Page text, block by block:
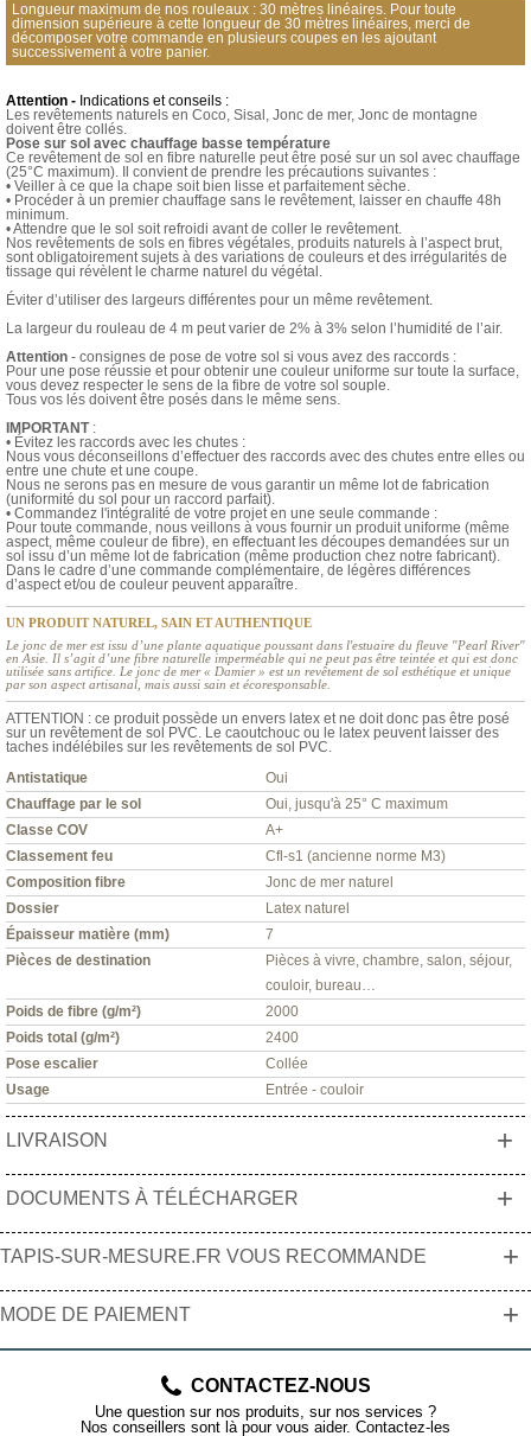
Longueur maximum de nos rouleaux : 30 mètres linéaires. Pour toute
dimension supérieure à cette longueur de 30 mètres linéaires, merci de
décomposer votre commande en plusieurs coupes en les ajoutant
successivement à votre panier.
Attention - Indications et conseils :
Les revêtements naturels en Coco, Sisal, Jonc de mer, Jonc de montagne
doivent être collés.
Pose sur sol avec chauffage basse température
Ce revêtement de sol en fibre naturelle peut être posé sur un sol avec chauffage
(25°C maximum). Il convient de prendre les précautions suivantes :
• Veiller à ce que la chape soit bien lisse et parfaitement sèche.
• Procéder à un premier chauffage sans le revêtement, laisser en chauffe 48h
minimum.
• Attendre que le sol soit refroidi avant de coller le revêtement.
Nos revêtements de sols en fibres végétales, produits naturels à l’aspect brut,
sont obligatoirement sujets à des variations de couleurs et des irrégularités de
tissage qui révèlent le charme naturel du végétal.
Éviter d’utiliser des largeurs différentes pour un même revêtement.
La largeur du rouleau de 4 m peut varier de 2% à 3% selon l’humidité de l’air.
Attention - consignes de pose de votre sol si vous avez des raccords :
Pour une pose réussie et pour obtenir une couleur uniforme sur toute la surface,
vous devez respecter le sens de la fibre de votre sol souple.
Tous vos lés doivent être posés dans le même sens.
IMPORTANT:
• Évitez les raccords avec les chutes :
Nous vous déconseillons d’effectuer des raccords avec des chutes entre elles ou
entre une chute et une coupe.
Nous ne serons pas en mesure de vous garantir un même lot de fabrication
(uniformité du sol pour un raccord parfait).
• Commandez l'intégralité de votre projet en une seule commande :
Pour toute commande, nous veillons à vous fournir un produit uniforme (même
aspect, même couleur de fibre), en effectuant les découpes demandées sur un
sol issu d’un même lot de fabrication (même production chez notre fabricant).
Dans le cadre d’une commande complémentaire, de légères différences
d’aspect et/ou de couleur peuvent apparaître.
UN PRODUIT NATUREL, SAIN ET AUTHENTIQUE
Le jonc de mer est issu d’une plante aquatique poussant dans l'estuaire du fleuve "Pearl River"
en Asie. Il s’agit d’une fibre naturelle imperméable qui ne peut pas être teintée et qui est donc
utilisée sans artifice. Le jonc de mer « Damier » est un revêtement de sol esthétique et unique
par son aspect artisanal, mais aussi sain et écoresponsable.
ATTENTION : ce produit possède un envers latex et ne doit donc pas être posé
sur un revêtement de sol PVC. Le caoutchouc ou le latex peuvent laisser des
taches indélébiles sur les revêtements de sol PVC.
Antistatique
Oui
Chauffage par le sol
Oui, jusqu'à 25° C maximum
Classe COV
A+
Classement feu
Cfl-s1 (ancienne norme M3)
Composition fibre
Jonc de mer naturel
Dossier
Latex naturel
Épaisseur matière (mm)
7
Pièces de destination
Pièces à vivre, chambre, salon, séjour,
couloir, bureau…
Poids de fibre (g/m²)
2000
Poids total (g/m²)
2400
Pose escalier
Collée
Usage
Entrée - couloir
LIVRAISON +
DOCUMENTS À TÉLÉCHARGER +
TAPIS-SUR-MESURE.FR VOUS RECOMMANDE +
MODE DE PAIEMENT +
CONTACTEZ-NOUS
Une question sur nos produits, sur nos services ?
Nos conseillers sont là pour vous aider. Contactez-les